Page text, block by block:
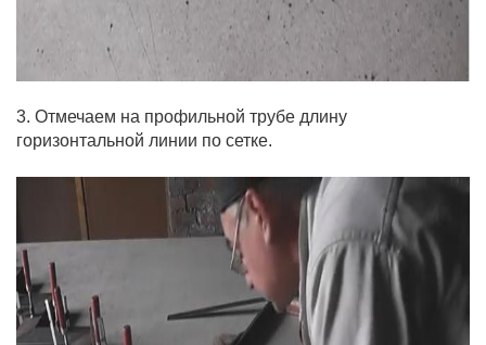
3. Отмечаем на профильной трубе длину
горизонтальной линии по сетке.